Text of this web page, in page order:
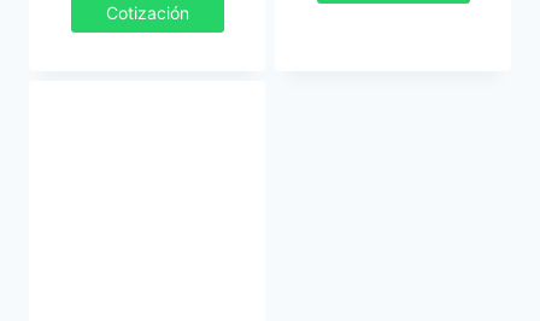
Cotización